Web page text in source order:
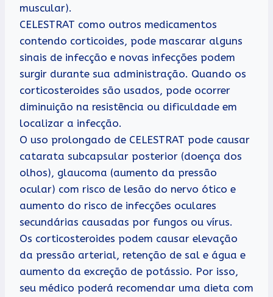
muscular).
CELESTRAT como outros medicamentos
contendo corticoides, pode mascarar alguns
sinais de infecção e novas infecções podem
surgir durante sua administração. Quando os
corticosteroides são usados, pode ocorrer
diminuição na resistência ou dificuldade em
localizar a infecção.
O uso prolongado de CELESTRAT pode causar
catarata subcapsular posterior (doença dos
olhos), glaucoma (aumento da pressão
ocular) com risco de lesão do nervo ótico e
aumento do risco de infecções oculares
secundárias causadas por fungos ou vírus.
Os corticosteroides podem causar elevação
da pressão arterial, retenção de sal e água e
aumento da excreção de potássio. Por isso,
seu médico poderá recomendar uma dieta com